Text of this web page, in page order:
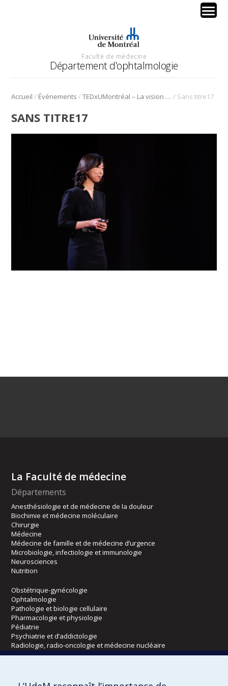
Faculté de médecine
Département d'ophtalmologie
Accueil / Événements / TEDxUMontréal – La vision sous toutes ses formes / Sans titre17
SANS TITRE17
La Faculté de médecine
Départements
Anesthésiologie et de médecine de la douleur
Biochimie et médecine moléculaire
Chirurgie
Médecine
Médecine de famille et de médecine d’urgence
Microbiologie, infectiologie et immunologie
Neurosciences
Nutrition
Obstétrique-gynécologie
Ophtalmologie
Pathologie et biologie cellulaire
Pharmacologie et physiologie
Pédiatrie
Psychiatrie et d’addictologie
Radiologie, radio-oncologie et médecine nucléaire